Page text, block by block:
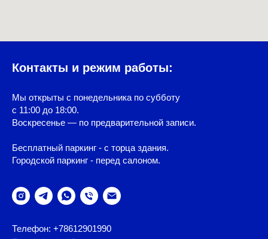
Контакты и режим работы:
Мы открыты с понедельника по субботу
с 11:00 до 18:00.
Воскресенье — по предварительной записи.
Бесплатный паркинг - с торца здания.
Городской паркинг - перед салоном.
Телефон: +78612901990